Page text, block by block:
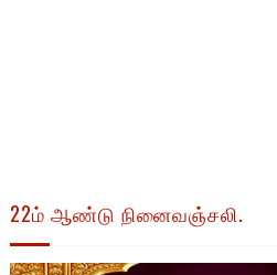
22ம் ஆண்டு நினைவஞ்சலி.